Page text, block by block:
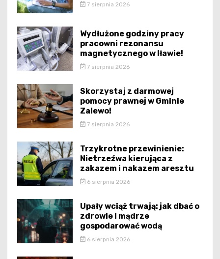
7 sierpnia 2026
Wydłużone godziny pracy
pracowni rezonansu
magnetycznego w Iławie!
7 sierpnia 2026
Skorzystaj z darmowej
pomocy prawnej w Gminie
Zalewo!
7 sierpnia 2026
Trzykrotne przewinienie:
Nietrzeźwa kierująca z
zakazem i nakazem aresztu
6 sierpnia 2026
Upały wciąż trwają: jak dbać o
zdrowie i mądrze
gospodarować wodą
6 sierpnia 2026